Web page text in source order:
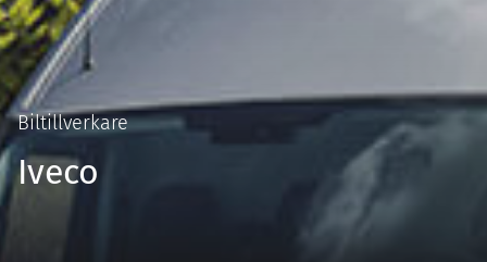
Biltillverkare
Iveco